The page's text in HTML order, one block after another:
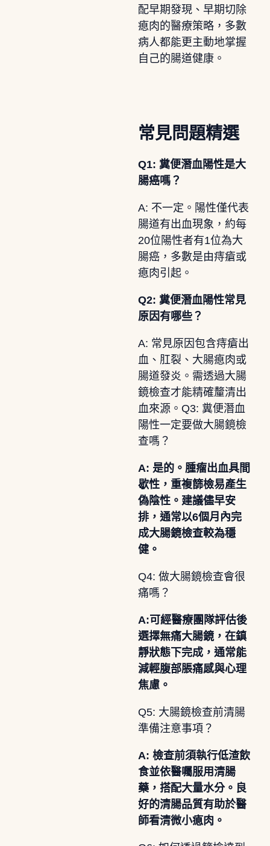
配早期發現、早期切除
瘜肉的醫療策略，多數
病人都能更主動地掌握
自己的腸道健康。
常見問題精選
Q1: 糞便潛血陽性是大
腸癌嗎？
A: 不一定。陽性僅代表
腸道有出血現象，約每
20位陽性者有1位為大
腸癌，多數是由痔瘡或
瘜肉引起。
Q2: 糞便潛血陽性常見
原因有哪些？
A: 常見原因包含痔瘡出
血、肛裂、大腸瘜肉或
腸道發炎。需透過大腸
鏡檢查才能精確釐清出
血來源。Q3: 糞便潛血
陽性一定要做大腸鏡檢
查嗎？
A: 是的。腫瘤出血具間
歇性，重複篩檢易產生
偽陰性。建議儘早安
排，通常以6個月內完
成大腸鏡檢查較為穩
健。
Q4: 做大腸鏡檢查會很
痛嗎？
A:可經醫療團隊評估後
選擇無痛大腸鏡，在鎮
靜狀態下完成，通常能
減輕腹部脹痛感與心理
焦慮。
Q5: 大腸鏡檢查前清腸
準備注意事項？
A: 檢查前須執行低渣飲
食並依醫囑服用清腸
藥，搭配大量水分。良
好的清腸品質有助於醫
師看清微小瘜肉。